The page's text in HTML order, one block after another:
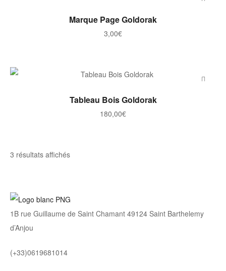
AJOUTER AU PANIER
Marque Page Goldorak
3,00€
AJOUTER AU PANIER
Tableau Bois Goldorak
180,00€
3 résultats affichésTrié
moyenne
1B rue Guillaume de Saint Chamant 49124 Saint Barthelemy
d’Anjou
(+33)0619681014